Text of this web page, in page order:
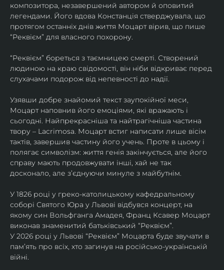
композитора, незавершений автором й оповитий
легендами. Його вдова Констанція стверджувала, що
протягом останніх днів життя Моцарт вірив, що пише
“Реквієм” для власного похорону.
“Реквієм” бореться з таємницею смерті. Створений
людиною на краю свідомості, він ніби відкриває перед
слухачами подорож від непевності до надії.
Узявши добре знайомий текст заупокійної меси,
Моцарт наповнив його емоціями, які вражають і
сьогодні. Найпрекрасніша та найтрагічніша частина
твору – Lacrimosa. Моцарт встиг написати лише вісім
тактів, завершив частину його учень. Проте в цьому і
полягає символізм: життя генія закінчується, але його
справу мають продовжувати інші, хай не так
досконало, але зʼєднуючи минуле з майбутнім.
У 1826 році у греко-католицькому кафедральному
соборі Святого Юра у Львові відбувся концерт, на
якому син Вольфганга Амадея, Франц Ксавер Моцарт
виконав знаменитий батьківський “Реквієм”.
У 2026 році у Львові “Реквієм” Моцарта буде звучати в
памʼять про всіх, хто загинув на російсько-українській
війні.